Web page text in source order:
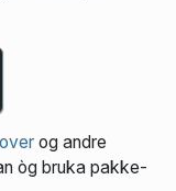
og andre
òg bruka pakke­